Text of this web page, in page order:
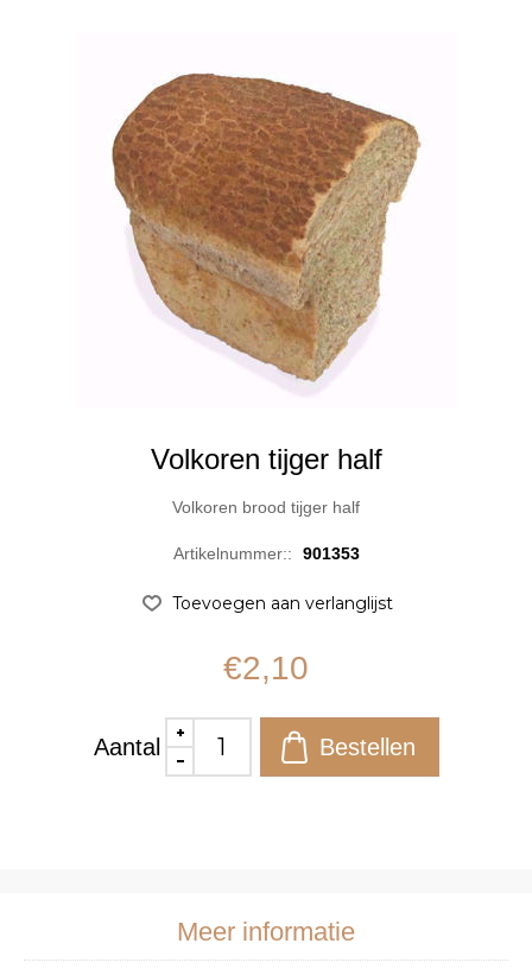
Volkoren tijger half
Volkoren brood tijger half
Artikelnummer:: 901353
€2,10
Aantal
Meer informatie